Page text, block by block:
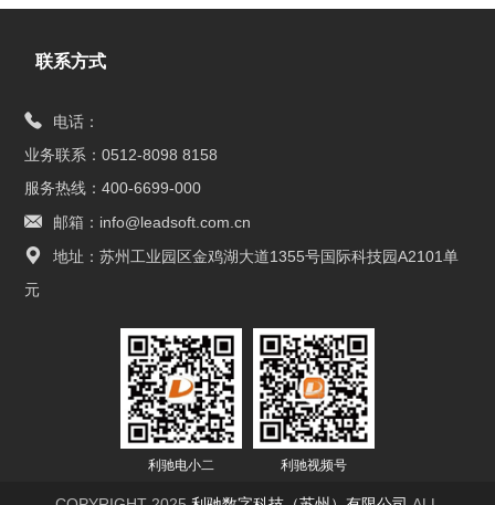
联系方式
电话：
业务联系：0512-8098 8158
服务热线：400-6699-000
邮箱：info@leadsoft.com.cn
地址：苏州工业园区金鸡湖大道1355号国际科技园A2101单
元
利驰电小二 利驰视频号